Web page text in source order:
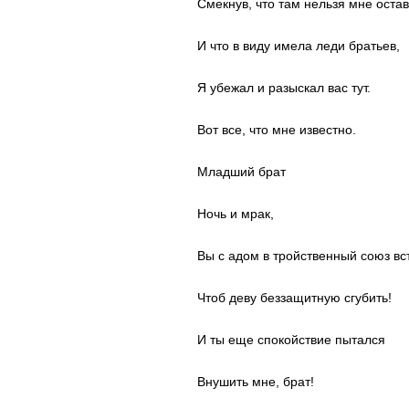
Смекнув, что там нельзя мне
И что в виду имела леди братьев,
Я убежал и разыскал вас тут.
Вот все, что мне известно.
Младший брат
Ночь и мрак,
Вы с адом в тройственный союз
Чтоб деву беззащитную сгубить!
И ты еще спокойствие пытался
Внушить мне, брат!